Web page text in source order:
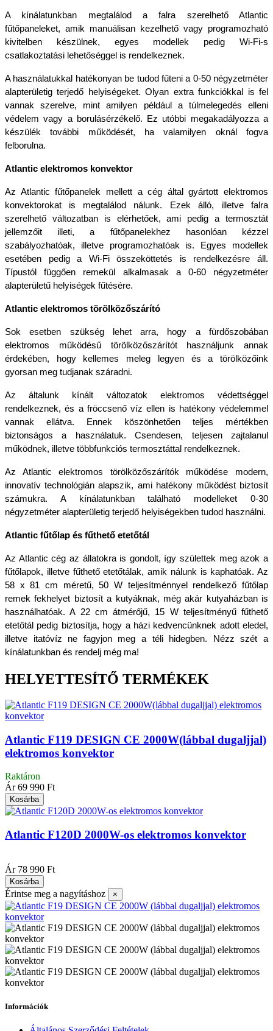
A kínálatunkban megtalálod a falra szerelhető Atlantic
fűtőpaneleket, amik manuálisan kezelhető vagy programozható
kivitelben készülnek, egyes modellek pedig Wi-Fi-s
csatlakoztatási lehetőséggel is rendelkeznek.
A használatukkal hatékonyan be tudod fűteni a 0-50 négyzetméter
alapterületig terjedő helyiségeket. Olyan extra funkciókkal is fel
vannak szerelve, mint amilyen például a túlmelegedés elleni
védelem vagy a borulásérzékelő. Ez utóbbi megakadályozza a
készülék további működését, ha valamilyen oknál fogva
felborulna.
Atlantic elektromos konvektor
Az Atlantic fűtőpanelek mellett a cég által gyártott elektromos
konvektorokat is megtalálod nálunk. Ezek álló, illetve falra
szerelhető változatban is elérhetőek, ami pedig a termosztát
jellemzőit illeti, a fűtőpanelekhez hasonlóan kézzel
szabályozhatóak, illetve programozhatóak is. Egyes modellek
esetében pedig a Wi-Fi összeköttetés is rendelkezésre áll.
Típustól függően remekül alkalmasak a 0-60 négyzetméter
alapterületű helyiségek fűtésére.
Atlantic elektromos törölközőszárító
Sok esetben szükség lehet arra, hogy a fürdőszobában
elektromos működésű törölközőszárítót használjunk annak
érdekében, hogy kellemes meleg legyen és a törölközőink
gyorsan meg tudjanak száradni.
Az általunk kínált változatok elektromos védettséggel
rendelkeznek, és a fröccsenő víz ellen is hatékony védelemmel
vannak ellátva. Ennek köszönhetően teljes mértékben
biztonságos a használatuk. Csendesen, teljesen zajtalanul
működnek, illetve többfunkciós termosztáttal rendelkeznek.
Az Atlantic elektromos törölközőszárítók működése modern,
innovatív technológián alapszik, ami hatékony működést biztosít
számukra. A kínálatunkban található modelleket 0-30
négyzetméter alapterületig terjedő helyiségekben tudod használni.
Atlantic fűtőlap és fűthető etetőtál
Az Atlantic cég az állatokra is gondolt, így születtek meg azok a
fűtőlapok, illetve fűthető etetőtálak, amik nálunk is kaphatóak. Az
58 x 81 cm méretű, 50 W teljesítménnyel rendelkező fűtőlap
remek fekhelyet biztosít a kutyáknak, még akár kutyaházban is
használhatóak. A 22 cm átmérőjű, 15 W teljesítményű fűthető
etetőtál pedig biztosítja, hogy a házi kedvencünknek adott eledel,
illetve itatóvíz ne fagyjon meg a téli hidegben. Nézz szét a
kínálatunkban és rendelj még ma!
HELYETTESÍTŐ TERMÉKEK
Atlantic F119 DESIGN CE 2000W(lábbal dugaljjal)
elektromos konvektor
Raktáron
Ár 69 990 Ft
Kosárba
Atlantic F120D 2000W-os elektromos konvektor
Ár 78 990 Ft
Kosárba
Érintse meg a nagyításhoz ×
Információk